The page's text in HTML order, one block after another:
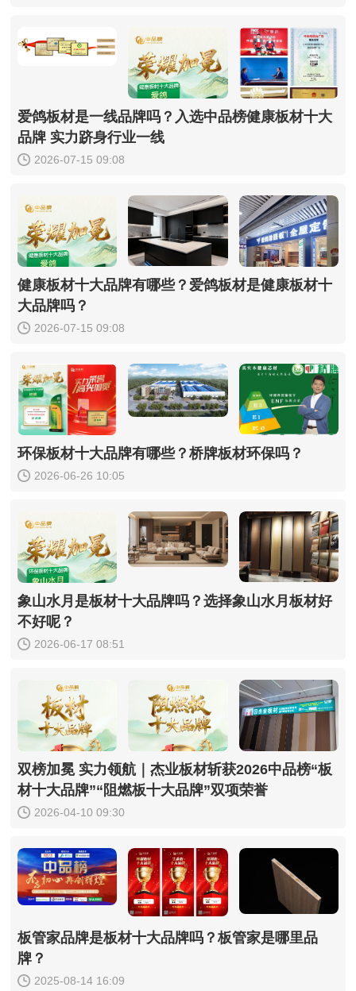
爱鸽板材是一线品牌吗？入选中品榜健康板材十大
品牌 实力跻身行业一线
2026-07-15 09:08
健康板材十大品牌有哪些？爱鸽板材是健康板材十
大品牌吗？
2026-07-15 09:08
环保板材十大品牌有哪些？桥牌板材环保吗？
2026-06-26 10:05
象山水月是板材十大品牌吗？选择象山水月板材好
不好呢？
2026-06-17 08:51
双榜加冕 实力领航｜杰业板材斩获2026中品榜“板
材十大品牌”“阻燃板十大品牌”双项荣誉
2026-04-10 09:30
板管家品牌是板材十大品牌吗？板管家是哪里品
牌？
2025-08-14 16:09